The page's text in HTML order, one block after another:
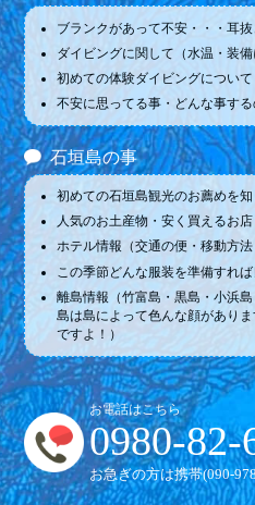
ブランクがあって不安・・・耳
ダイビングに関して（水温・装備
初めての体験ダイビングについ
不安に思ってる事・どんな事す
石垣島の事
初めての石垣島観光のお薦めを知
人気のお土産物・安く買えるお店
ホテル情報（交通の便・移動方
この季節どんな服装を準備すれ
離島情報（竹富島・黒島・小浜
島は島によって色んな顔があり
ですよ！）
お電話はこちら
0980-82-
お急ぎの方は携帯(090-